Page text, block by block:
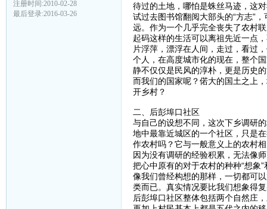
注册时间:2010-02-28
最后登录:2016-03-26
待过的土地，哪怕是蛛丝马迹，这
试过去图书馆翻阅大部头的“方志”
远。作为一个几乎完全丧失了农村
起码这样的生活可以离祖先近一点
片浮萍，漂浮在人间，走过，看过
个人，在高度城市化的现在，整个
静不仅仅是民风的淳朴，更是历史
而我们的国家呢？偌大的国土之上
开乡村？
二、后彭埠口社区
与自己的设想不同，这次下乡调研
地中最靠近城区的一个社区，只是
作农村吗？它与一般意义上的农村
因为没有调研的经验积累，无法像
把心中原有的对于农村的种种“想象
像我们曾经构想的那样，一切都可
类而已。真实情况要比我们想象得
后彭埠口社区整体包括两个自然庄